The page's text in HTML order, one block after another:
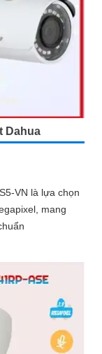
Dahua
VN là lựa chọn
mang